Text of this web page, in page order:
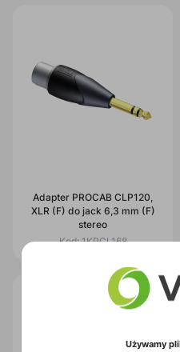
Adapter PROCAB CLP120,
XLR (F) do jack 6,3 mm (F)
stereo
Kod:1KPCL168
Używamy